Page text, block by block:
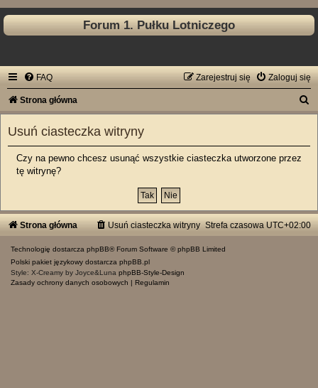
Forum 1. Pułku Lotniczego
FAQ Zaloguj się
Zarejestruj się
Strona główna
Usuń ciasteczka witryny
Czy na pewno chcesz usunąć wszystkie ciasteczka utworzone przez
tę witrynę?
Strona główna Strefa czasowa UTC+02:00
Usuń ciasteczka witryny
Technologię dostarcza phpBB® Forum Software © phpBB Limited
Polski pakiet językowy dostarcza phpBB.pl
Style: X-Creamy by Joyce&Luna phpBB-Style-Design
Zasady ochrony danych osobowych | Regulamin